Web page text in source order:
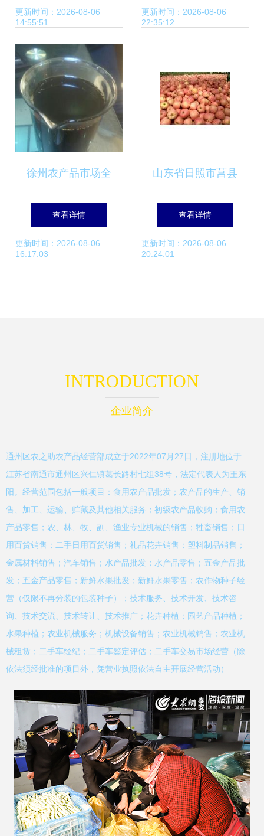
用农产品批发采购
指南
更新时间：2026-08-06
14:55:51
格一站式解析
更新时间：2026-08-06
22:35:12
徐州农产品市场全
览 从批发到零售的
价格动态与厂家直
查看详情
更新时间：2026-08-06
16:17:03
山东省日照市莒县
腾达农产品公司 优
质农产品批发供应
查看详情
更新时间：2026-08-06
20:24:01
INTRODUCTION
企业简介
通州区农之助农产品经营部成立于2022年07月27日，注册地位于
江苏省南通市通州区兴仁镇葛长路村七组38号，法定代表人为王东
阳。经营范围包括一般项目：食用农产品批发；农产品的生产、销
售、加工、运输、贮藏及其他相关服务；初级农产品收购；食用农
产品零售；农、林、牧、副、渔业专业机械的销售；牲畜销售；日
用百货销售；二手日用百货销售；礼品花卉销售；塑料制品销售；
金属材料销售；汽车销售；水产品批发；水产品零售；五金产品批
发；五金产品零售；新鲜水果批发；新鲜水果零售；农作物种子经
营（仅限不再分装的包装种子）；技术服务、技术开发、技术咨
询、技术交流、技术转让、技术推广；花卉种植；园艺产品种植；
水果种植；农业机械服务；机械设备销售；农业机械销售；农业机
械租赁；二手车经纪；二手车鉴定评估；二手车交易市场经营（除
依法须经批准的项目外，凭营业执照依法自主开展经营活动）